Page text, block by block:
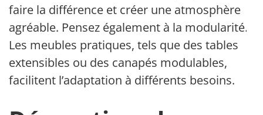
faire la différence et créer une atmosphère
agréable. Pensez également à la modularité.
Les meubles pratiques, tels que des tables
extensibles ou des canapés modulables,
facilitent l’adaptation à différents besoins.